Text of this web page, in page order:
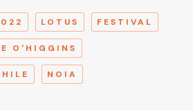
LOTUS FESTIVAL
O'HIGGINS
NOIA